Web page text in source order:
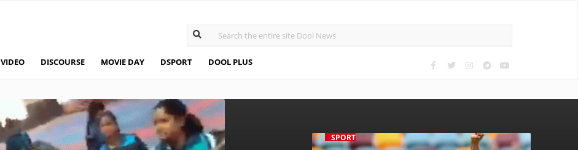
VIDEO DISCOURSE MOVIE DAY DSPORT DOOL PLUS
SPORTS NEWS